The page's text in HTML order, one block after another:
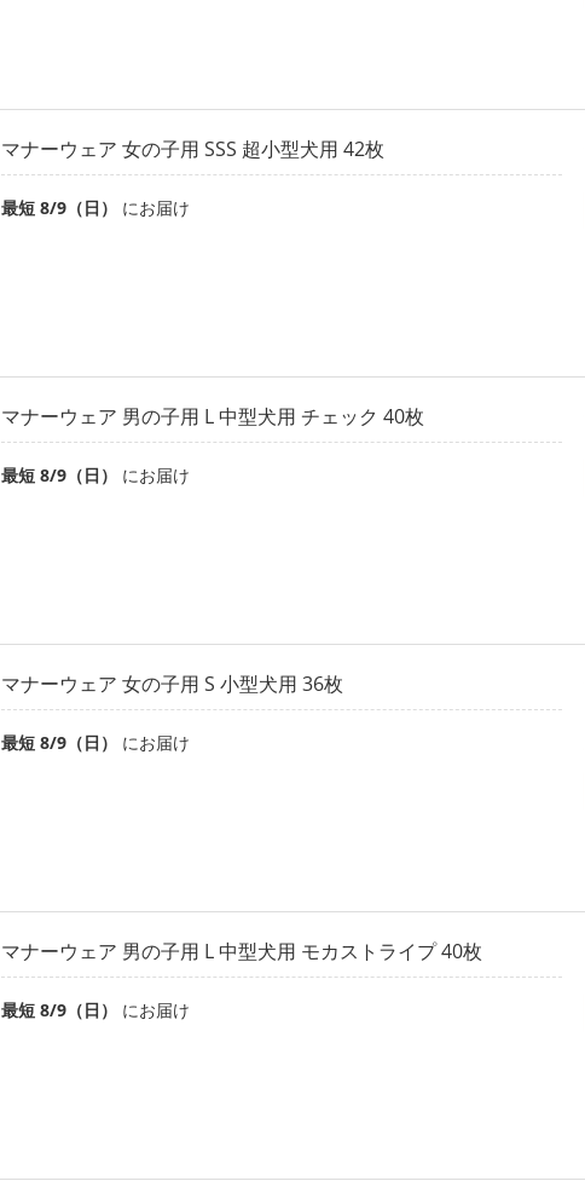
マナーウェア 女の子用 SSS 超小型犬用 42枚
最短 8/9（日） にお届け
マナーウェア 男の子用 L 中型犬用 チェック 40枚
最短 8/9（日） にお届け
マナーウェア 女の子用 S 小型犬用 36枚
最短 8/9（日） にお届け
マナーウェア 男の子用 L 中型犬用 モカストライプ 40枚
最短 8/9（日） にお届け